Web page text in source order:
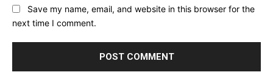
Save my name, email, and website in this browser for the
next time I comment.